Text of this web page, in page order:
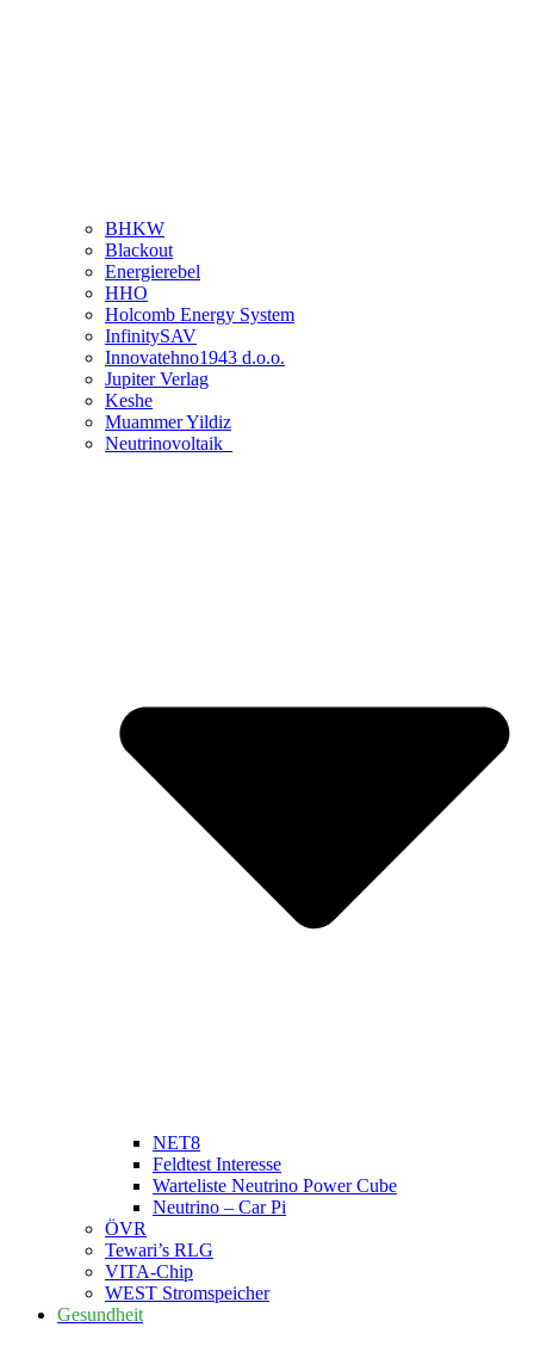
BHKW
Blackout
Energierebel
HHO
Holcomb Energy System
InfinitySAV
Innovatehno1943 d.o.o.
Jupiter Verlag
Keshe
Muammer Yildiz
Neutrinovoltaik
NET8
Feldtest Interesse
Warteliste Neutrino Power Cube
Neutrino – Car Pi
ÖVR
Tewari’s RLG
VITA-Chip
WEST Stromspeicher
Gesundheit